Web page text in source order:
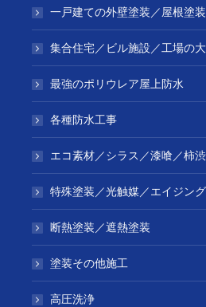
一戸建ての外壁塗装／屋根塗装
集合住宅／ビル施設／工場の
最強のポリウレア屋上防水
各種防水工事
エコ素材／シラス／漆喰／柿渋
特殊塗装／光触媒／エイジング
断熱塗装／遮熱塗装
塗装その他施工
高圧洗浄